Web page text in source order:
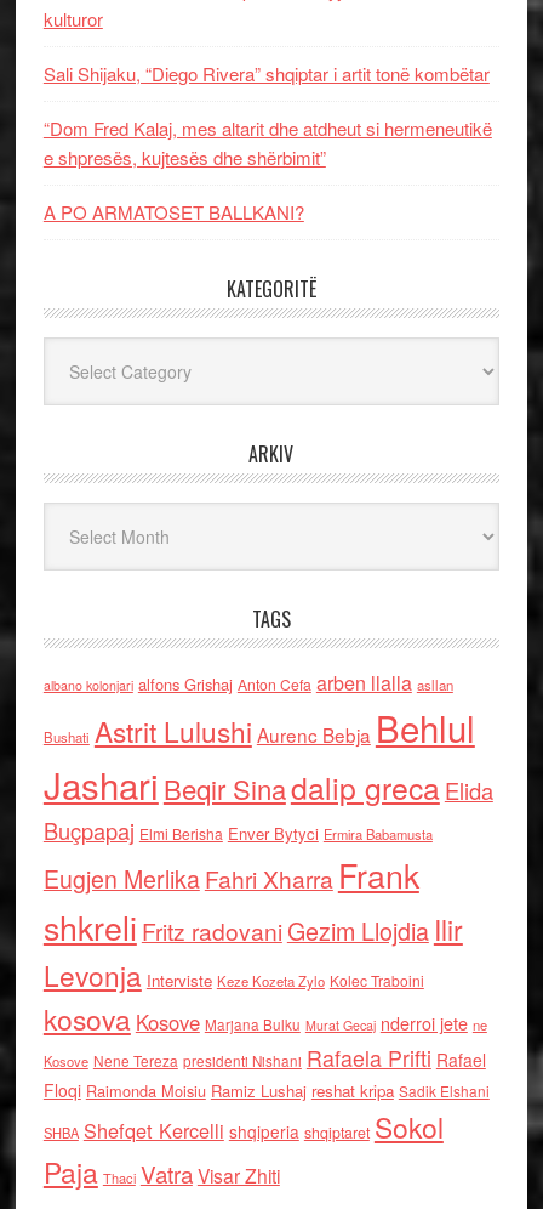
kulturor
Sali Shijaku, “Diego Rivera” shqiptar i artit tonë kombëtar
“Dom Fred Kalaj, mes altarit dhe atdheut si hermeneutikë
e shpresës, kujtesës dhe shërbimit”
A PO ARMATOSET BALLKANI?
KATEGORITË
ARKIV
TAGS
albano kolonjari alfons Grishaj Anton Cefa arben llalla asllan
Bushati Astrit Lulushi Aurenc Bebja Behlul
Jashari Beqir Sinadalip grecaElida
Buçpapaj Elmi Berisha Enver Bytyci Ermira Babamusta
Eugjen MerlikaFahri Xharra Frank
shkreli Fritz radovaniGezim Llojdia Ilir
Levonja Interviste Keze Kozeta Zylo Kolec Traboini
kosova Kosove Marjana Bulku Murat Gecaj nderroi jete ne
Kosove Nene Tereza presidenti Nishani Rafaela Prifti Rafael
Floqi Raimonda Moisiu Ramiz Lushaj reshat kripa Sadik Elshani
SHBA Shefqet Kercelli shqiperia shqiptaret Sokol
Paja Thaci VatraVisar Zhiti